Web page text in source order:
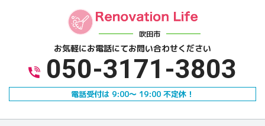
吹田市
お気軽にお電話にてお問い合わせください
050-3171-3803
電話受付は 9:00～ 19:00 不定休！